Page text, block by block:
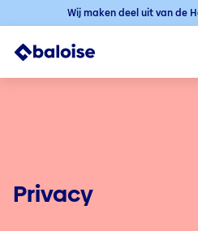
Wij maken deel uit van de
Privacy